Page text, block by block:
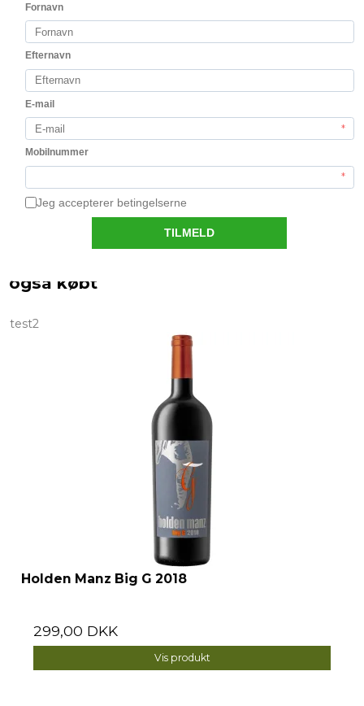
Holden Manz Chenin Blanc 2021
Klassisk Chenin Blanc fra Franschoek
169,00 DKK
Vis produkt
også købt
test2
Holden Manz Big G 2018
299,00 DKK
Vis produkt